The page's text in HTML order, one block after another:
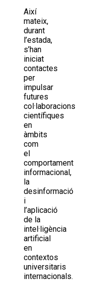
Així
mateix,
durant
l’estada,
s’han
iniciat
contactes
per
impulsar
futures
col·laboracions
científiques
en
àmbits
com
el
comportament
informacional,
la
desinformació
i
l’aplicació
de la
intel·ligència
artificial
en
contextos
universitaris
internacionals.